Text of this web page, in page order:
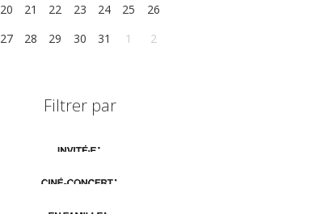
20
21 22 23 24 25
26
27
28 29 30 31 1 2
Filtrer par